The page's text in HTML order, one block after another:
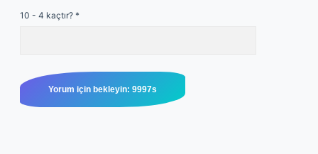
10 - 4 kaçtır? *